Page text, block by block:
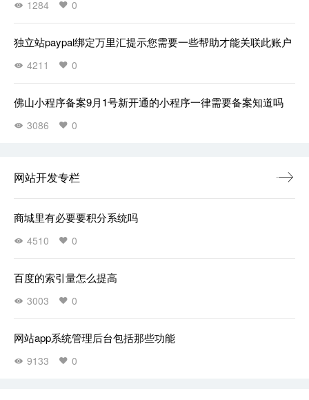
1284 0
独立站paypal绑定万里汇提示您需要一些帮助才能关联此账户
4211 0
佛山小程序备案9月1号新开通的小程序一律需要备案知道吗
3086 0
网站开发专栏
商城里有必要要积分系统吗
4510 0
百度的索引量怎么提高
3003 0
网站app系统管理后台包括那些功能
9133 0